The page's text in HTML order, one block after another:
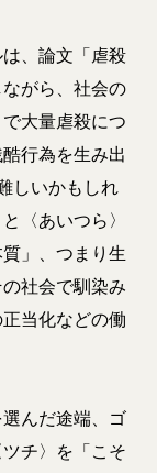
、論文「虐殺
がら、社会の
大量虐殺につ
行為を生み出
しいかもしれ
〈あいつら〉
」、つまり生
社会で馴染み
当化などの働
選んだ途端、ゴ
チ〉を「こそ